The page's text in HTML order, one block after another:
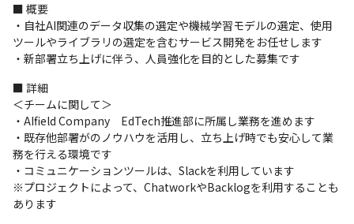
■ 概要
・自社AI関連のデータ収集の選定や機械学習モデルの選定、使用
ツールやライブラリの選定を含むサービス開発をお任せします
・新部署立ち上げに伴う、人員強化を目的とした募集です
■ 詳細
＜チームに関して＞
・AIfield Company　EdTech推進部に所属し業務を進めます
・既存他部署がのノウハウを活用し、立ち上げ時でも安心して業
務を行える環境です
・コミュニケーションツールは、Slackを利用しています
※プロジェクトによって、ChatworkやBacklogを利用することも
あります